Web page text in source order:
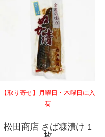
【取り寄せ】月曜日・木曜日に入
荷
松田商店 さば糠漬け 1